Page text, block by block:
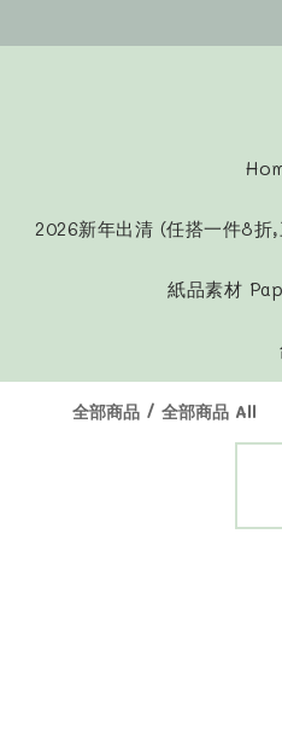
2026新年出清 (任搭一件8折
紙品素材
全部商品 / 全部商品 All